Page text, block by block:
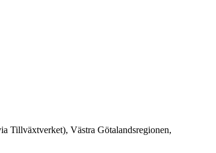
Tillväxtverket), Västra Götalandsregionen,